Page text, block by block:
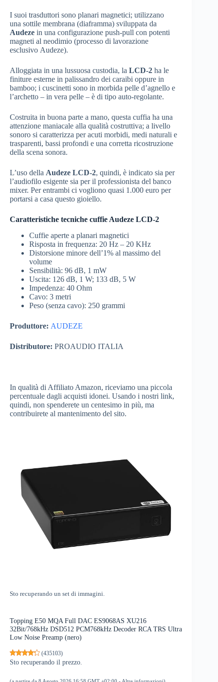
I suoi trasduttori sono planari magnetici; utilizzano
una sottile membrana (diaframma) sviluppata da
Audeze in una configurazione push-pull con potenti
magneti al neodimio (processo di lavorazione
esclusivo Audeze).
Alloggiata in una lussuosa custodia, la LCD-2 ha le
finiture esterne in palissandro dei caraibi oppure in
bamboo; i cuscinetti sono in morbida pelle d’agnello e
l’archetto – in vera pelle – è di tipo auto-regolante.
Costruita in buona parte a mano, questa cuffia ha una
attenzione maniacale alla qualità costruttiva; a livello
sonoro si caratterizza per acuti morbidi, medi naturali e
trasparenti, bassi profondi e una corretta ricostruzione
della scena sonora.
L’uso della Audeze LCD-2, quindi, è indicato sia per
l’audiofilo esigente sia per il professionista del banco
mixer. Per entrambi ci vogliono quasi 1.000 euro per
portarsi a casa questo gioiello.
Caratteristiche tecniche cuffie Audeze LCD-2
Cuffie aperte a planari magnetici
Risposta in frequenza: 20 Hz – 20 KHz
Distorsione minore dell’1% al massimo del
volume
Sensibilità: 96 dB, 1 mW
Uscita: 126 dB, 1 W; 133 dB, 5 W
Impedenza: 40 Ohm
Cavo: 3 metri
Peso (senza cavo): 250 grammi
Produttore: AUDEZE
Distributore: PROAUDIO ITALIA
In qualità di Affiliato Amazon, riceviamo una piccola
percentuale dagli acquisti idonei. Usando i nostri link,
quindi, non spenderete un centesimo in più, ma
contribuirete al mantenimento del sito.
Sto recuperando un set di immagini.
Topping E50 MQA Full DAC ES9068AS XU216
32Bit/768kHz DSD512 PCM768kHz Decoder RCA TRS Ultra
Low Noise Preamp (nero)
(435103)
Sto recuperando il prezzo.